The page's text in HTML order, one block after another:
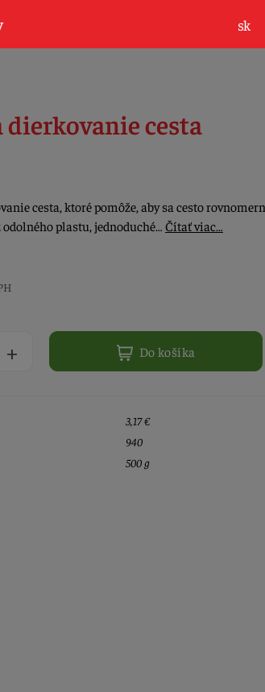
dierkovanie cesta
cesta, ktoré pomôže, aby sa cesto
odolného plastu, jednoduché… Čítať viac…
+ Do košíka
3,17 €
940
500 g
sk